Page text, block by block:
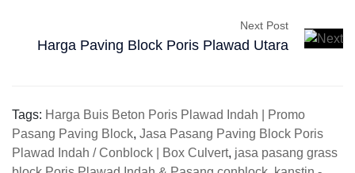
Next Post
Harga Paving Block Poris Plawad Utara
Tags: Harga Buis Beton Poris Plawad Indah | Promo
Pasang Paving Block, Jasa Pasang Paving Block Poris
Plawad Indah / Conblock | Box Culvert, jasa pasang grass